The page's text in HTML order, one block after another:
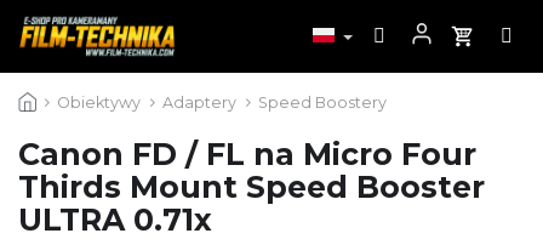
do
Obiektywy Adaptery Speed Boostery
Canon FD / FL na Micro Four
Thirds Mount Speed Booster
ULTRA 0.71x